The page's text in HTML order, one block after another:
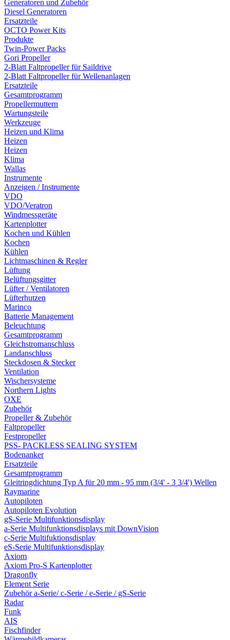
Generatoren und Zubehör
Diesel Generatoren
Ersatzteile
OCTO Power Kits
Produkte
Twin-Power Packs
Gori Propeller
2-Blatt Faltpropeller für Saildrive
2-Blatt Faltpropeller für Wellenanlagen
Ersatzteile
Gesamtprogramm
Propellermuttern
Wartungsteile
Werkzeuge
Heizen und Klima
Heizen
Heizen
Klima
Wallas
Instrumente
Anzeigen / Instrumente
VDO
VDO/Veratron
Windmessgeräte
Kartenplotter
Kochen und Kühlen
Kochen
Kühlen
Lichtmaschinen & Regler
Lüftung
Belüftungsgitter
Lüfter / Ventilatoren
Lüfterhutzen
Marinco
Batterie Management
Beleuchtung
Gesamtprogramm
Gleichstromanschluss
Landanschluss
Steckdosen & Stecker
Ventilation
Wischersysteme
Northern Lights
OXE
Zubehör
Propeller & Zubehör
Faltpropeller
Festpropeller
PSS- PACKLESS SEALING SYSTEM
Bodenanker
Ersatzteile
Gesamtprogramm
Gleitringdichtung Typ A für 20 mm - 95 mm (3/4' - 3 3/4') Wellen
Raymarine
Autopiloten
Autopiloten Evolution
gS-Serie Multifunktionsdisplay
a-Serie Multifunktionsdisplays mit DownVision
c-Serie Multifuktionsdisplay
eS-Serie Multifunktionsdisplay
Axiom
Axiom Pro-S Kartenplotter
Dragonfly
Element Serie
Zubehör a-Serie/ c-Serie / e-Serie / gS-Serie
Radar
Funk
AIS
Fischfinder